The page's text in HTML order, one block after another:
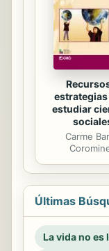
estrategias
estudiar
Carme
Últimas
La vida no es